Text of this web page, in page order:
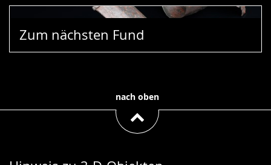
Zum nächsten Fund
nach oben